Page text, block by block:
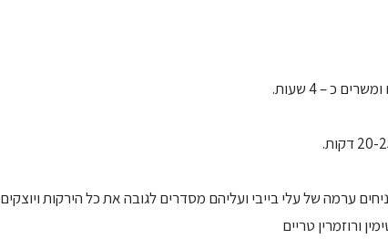
כ – 4 שעות.
ערמה של עלי בייבי ועליהם מסדרים לגובה את כל הירקות ויוצקים
ורוזמרין טריים